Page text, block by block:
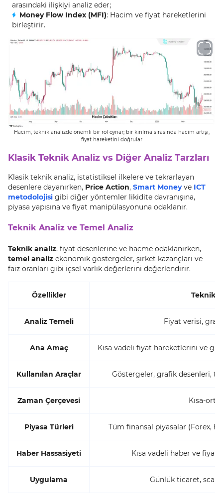
arasındaki ilişkiyi analiz eder;
Money Flow Index (MFI): Hacim ve fiyat hareketlerini
birleştirir.
Hacim, teknik analizde önemli bir rol oynar; bir kırılma sırasında hacim artışı,
fiyat hareketini doğrular
Klasik Teknik Analiz vs Diğer Analiz Tarzları
Klasik teknik analiz, istatistiksel ilkelere ve tekrarlayan
desenlere dayanırken, Price Action, Smart Moneyve ICT
metodolojisi gibi diğer yöntemler likidite davranışına,
piyasa yapısına ve fiyat manipülasyonuna odaklanır.
Teknik Analiz ve Temel Analiz
Teknik analiz, fiyat desenlerine ve hacme odaklanırken,
temel analiz ekonomik göstergeler, şirket kazançları ve
faiz oranları gibi içsel varlık değerlerini değerlendirir.
Özellikler Teknik
Analiz Temeli Fiyat verisi,
Ana Amaç Kısa vadeli fiyat hareketlerini ve
Kullanılan Araçlar Göstergeler, grafik desenleri,
Zaman Çerçevesi Kısa-orta
Piyasa Türleri Tüm finansal piyasalar (Forex,
Haber Hassasiyeti Kısa vadeli haber ve fiyat
Uygulama Günlük ticaret,